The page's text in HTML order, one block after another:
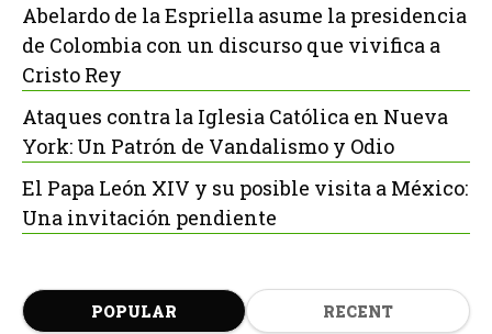
Abelardo de la Espriella asume la presidencia
de Colombia con un discurso que vivifica a
Cristo Rey
Ataques contra la Iglesia Católica en Nueva
York: Un Patrón de Vandalismo y Odio
El Papa León XIV y su posible visita a México:
Una invitación pendiente
POPULAR RECENT